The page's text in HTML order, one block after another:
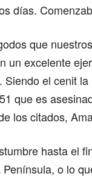
días.
que
un excelente
Siendo el cenit
que es
los citados,
hasta el
o lo